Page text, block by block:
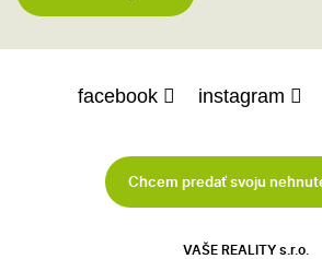
facebook instagram
Chcem predať svoju
VAŠE REALITY s.r.o.